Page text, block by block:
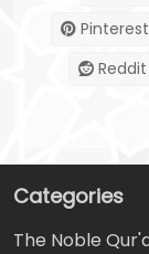
Pinterest
Reddit
Categories
The Noble